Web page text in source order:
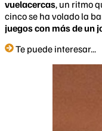
vuelacercas, un ritmo
cinco se ha volado la
juegos con más de un
Te puede interesar...